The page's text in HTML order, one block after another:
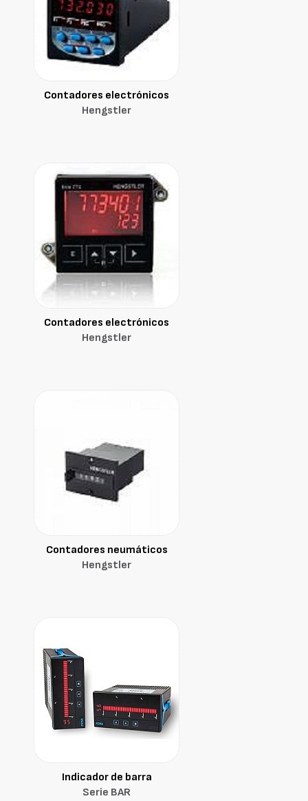
Contadores electrónicos
Hengstler
Contadores electrónicos
Hengstler
Contadores neumáticos
Hengstler
Indicador de barra
Serie BAR